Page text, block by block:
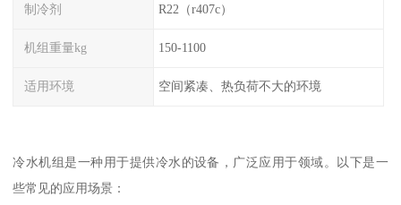
制冷剂 R22（r407c）
机组重量kg 150-1100
适用环境 空间紧凑、热负荷不大的环境
冷水机组是一种用于提供冷水的设备，广泛应用于领域。以下是一
些常见的应用场景：